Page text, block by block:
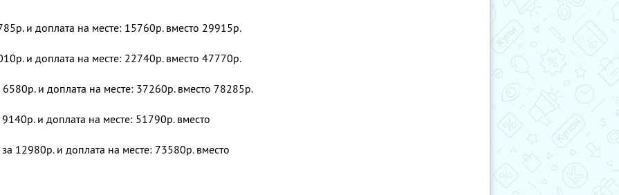
и доплата на месте: 15760р. вместо 29915р.
и доплата на месте: 22740р. вместо 47770р.
и доплата на месте: 37260р. вместо 78285р.
и доплата на месте: 51790р. вместо
12980р. и доплата на месте: 73580р. вместо